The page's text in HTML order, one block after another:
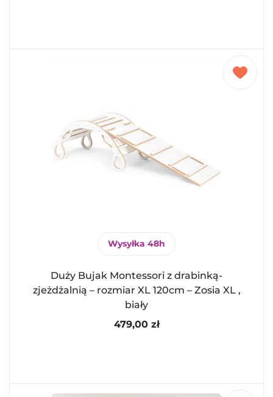
Wysyłka 48h
Duży Bujak Montessori z drabinką-
zjeżdżalnią – rozmiar XL 120cm – Zosia XL ,
biały
479,00 zł